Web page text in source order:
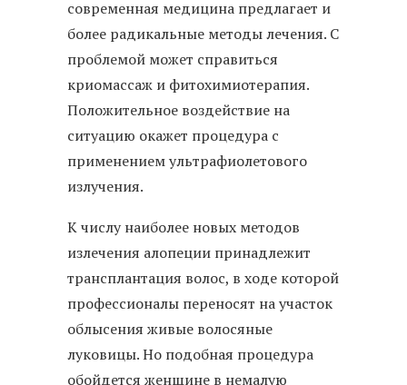
современная медицина предлагает и
более радикальные методы лечения. С
проблемой может справиться
криомассаж и фитохимиотерапия.
Положительное воздействие на
ситуацию окажет процедура с
применением ультрафиолетового
излучения.
К числу наиболее новых методов
излечения алопеции принадлежит
трансплантация волос, в ходе которой
профессионалы переносят на участок
облысения живые волосяные
луковицы. Но подобная процедура
обойдется женщине в немалую